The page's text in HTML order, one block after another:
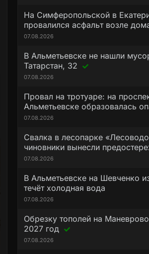
На Симферопольской в
провалился асфальт возле
07.08.2026
В Альметьевске не нашли
Татарстан, 32
07.08.2026
Провал на тротуаре: на
Альметьевске образовалась
07.08.2026
Свалка в лесопарке
чиновники вынесли
07.08.2026
В Альметьевске на Шевченко
течёт холодная вода
07.08.2026
Обрезку тополей на
2027 год
07.08.2026